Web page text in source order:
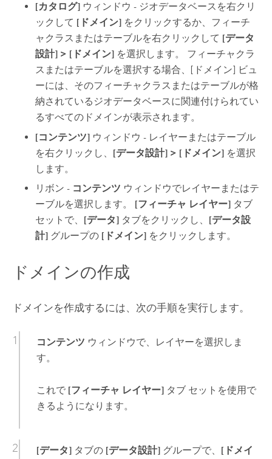
[カタログ] ウィンドウ - ジオデータベースを右クリ
ックして [ドメイン] をクリックするか、フィーチ
ャクラスまたはテーブルを右クリックして [データ
設計] > [ドメイン] を選択します。 フィーチャクラ
スまたはテーブルを選択する場合、[ドメイン] ビュ
ーには、そのフィーチャクラスまたはテーブルが格
納されているジオデータベースに関連付けられてい
るすべてのドメインが表示されます。
[コンテンツ] ウィンドウ - レイヤーまたはテーブル
を右クリックし、 [データ設計] > [ドメイン] を選択
します。
リボン - コンテンツ ウィンドウでレイヤーまたはテ
ーブルを選択します。 [フィーチャ レイヤー] タブ
セットで、 [データ] タブをクリックし、 [データ設
計] グループの [ドメイン] をクリックします。
ドメインの作成
ドメインを作成するには、次の手順を実行します。
コンテンツ ウィンドウで、レイヤーを選択しま
す。
これで [フィーチャ レイヤー]タブ セットを使用で
きるようになります。
[データ]タブの [データ設計]グループで、 [ドメイ